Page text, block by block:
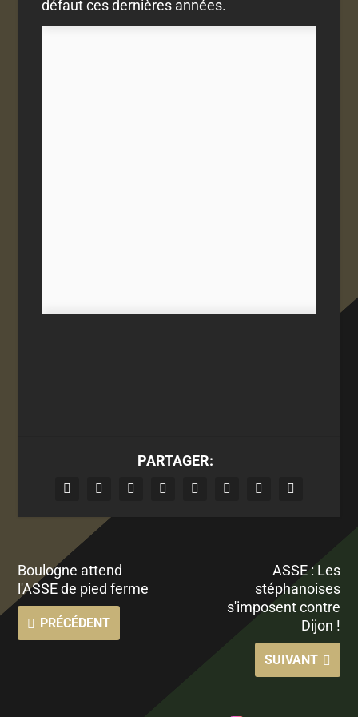
défaut ces dernières années.
PARTAGER:
Boulogne attend
l'ASSE de pied ferme
PRÉCÉDENT
ASSE : Les
stéphanoises
s'imposent contre
Dijon !
SUIVANT